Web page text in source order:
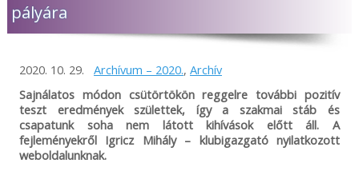
pályára
2020. 10. 29. Archívum – 2020., Archív
Sajnálatos módon csütörtökön reggelre további pozitív
teszt eredmények születtek, így a szakmai stáb és
csapatunk soha nem látott kihívások előtt áll. A
fejleményekről Igricz Mihály – klubigazgató nyilatkozott
weboldalunknak.